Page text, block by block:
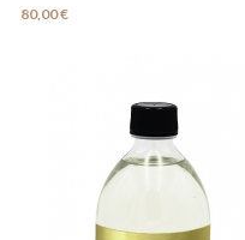
80,00 €